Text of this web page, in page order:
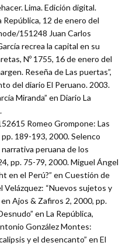
Lima. Edición digital.
República, 12 de enero del
151248 Juan Carlos
recrea la capital en su
Nº 1755, 16 de enero del
Reseña de Las puertas”,
del diario El Peruano. 2003.
Miranda” en Diario La
Romeo Grompone: Las
189-193, 2000. Selenco
peruana de los
pp. 75-79, 2000. Miguel Ángel
en el Perú?” en Cuestión de
Velázquez: “Nuevos sujetos y
Ajos & Zafiros 2, 2000, pp.
en La República,
González Montes:
y el desencanto” en El